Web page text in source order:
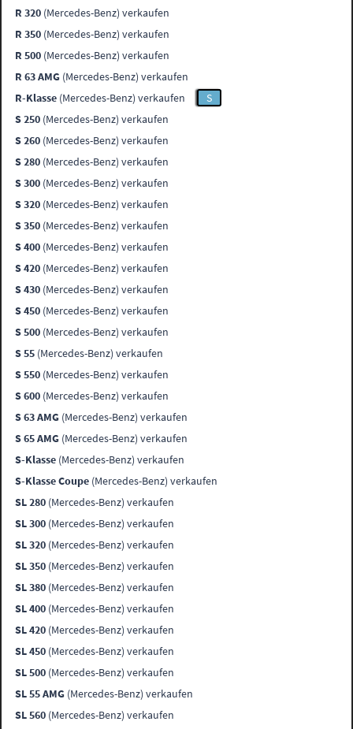
R 320 (Mercedes-Benz) verkaufen
R 350 (Mercedes-Benz) verkaufen
R 500 (Mercedes-Benz) verkaufen
R 63 AMG (Mercedes-Benz) verkaufen
R-Klasse (Mercedes-Benz) verkaufen
S
S 250 (Mercedes-Benz) verkaufen
S 260 (Mercedes-Benz) verkaufen
S 280 (Mercedes-Benz) verkaufen
S 300 (Mercedes-Benz) verkaufen
S 320 (Mercedes-Benz) verkaufen
S 350 (Mercedes-Benz) verkaufen
S 400 (Mercedes-Benz) verkaufen
S 420 (Mercedes-Benz) verkaufen
S 430 (Mercedes-Benz) verkaufen
S 450 (Mercedes-Benz) verkaufen
S 500 (Mercedes-Benz) verkaufen
S 55 (Mercedes-Benz) verkaufen
S 550 (Mercedes-Benz) verkaufen
S 600 (Mercedes-Benz) verkaufen
S 63 AMG (Mercedes-Benz) verkaufen
S 65 AMG (Mercedes-Benz) verkaufen
S-Klasse (Mercedes-Benz) verkaufen
S-Klasse Coupe (Mercedes-Benz) verkaufen
SL 280 (Mercedes-Benz) verkaufen
SL 300 (Mercedes-Benz) verkaufen
SL 320 (Mercedes-Benz) verkaufen
SL 350 (Mercedes-Benz) verkaufen
SL 380 (Mercedes-Benz) verkaufen
SL 400 (Mercedes-Benz) verkaufen
SL 420 (Mercedes-Benz) verkaufen
SL 450 (Mercedes-Benz) verkaufen
SL 500 (Mercedes-Benz) verkaufen
SL 55 AMG (Mercedes-Benz) verkaufen
SL 560 (Mercedes-Benz) verkaufen